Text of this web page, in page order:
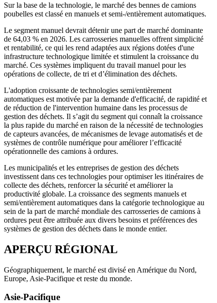
Sur la base de la technologie, le marché des bennes de camions
poubelles est classé en manuels et semi-/entièrement automatiques.
Le segment manuel devrait détenir une part de marché dominante
de 64,03 % en 2026. Les carrosseries manuelles offrent simplicité
et rentabilité, ce qui les rend adaptées aux régions dotées d'une
infrastructure technologique limitée et stimulent la croissance du
marché. Ces systèmes impliquent du travail manuel pour les
opérations de collecte, de tri et d’élimination des déchets.
L'adoption croissante de technologies semi/entièrement
automatiques est motivée par la demande d'efficacité, de rapidité et
de réduction de l'intervention humaine dans les processus de
gestion des déchets. Il s’agit du segment qui connaît la croissance
la plus rapide du marché en raison de la nécessité de technologies
de capteurs avancées, de mécanismes de levage automatisés et de
systèmes de contrôle numérique pour améliorer l’efficacité
opérationnelle des camions à ordures.
Les municipalités et les entreprises de gestion des déchets
investissent dans ces technologies pour optimiser les itinéraires de
collecte des déchets, renforcer la sécurité et améliorer la
productivité globale. La croissance des segments manuels et
semi/entièrement automatiques dans la catégorie technologique au
sein de la part de marché mondiale des carrosseries de camions à
ordures peut être attribuée aux divers besoins et préférences des
systèmes de gestion des déchets dans le monde entier.
APERÇU RÉGIONAL
Géographiquement, le marché est divisé en Amérique du Nord,
Europe, Asie-Pacifique et reste du monde.
Asie-Pacifique